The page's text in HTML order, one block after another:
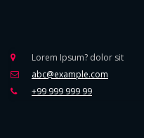
Lorem Ipsum? dolor sit
abc@example.com
+99 999 999 99